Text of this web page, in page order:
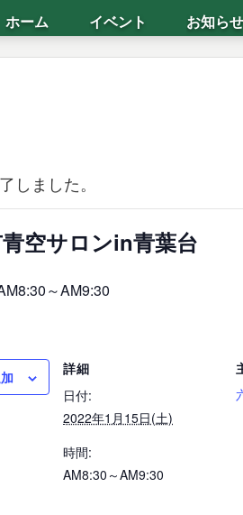
ホーム イベント お知らせ
しました。
空サロンin青葉台
～AM9:30
詳細
日付:
2022年1月15日(土)
時間:
AM8:30～AM9:30